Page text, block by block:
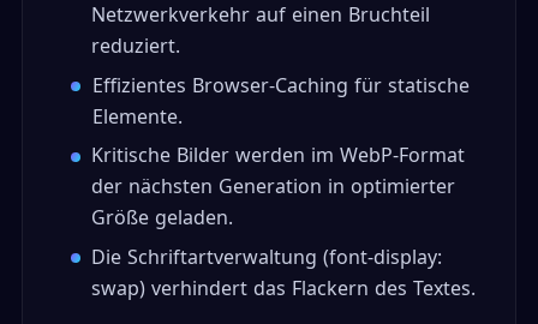
Netzwerkverkehr auf einen Bruchteil
reduziert.
Effizientes Browser-Caching für statische
Elemente.
Kritische Bilder werden im WebP-Format
der nächsten Generation in optimierter
Größe geladen.
Die Schriftartverwaltung (font-display:
swap) verhindert das Flackern des Textes.